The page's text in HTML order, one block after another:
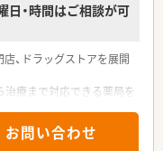
日・時間はご相談が可
、ドラッグストアを展開
治療まで対応できる薬局を
く予定です。
お問い合わせ